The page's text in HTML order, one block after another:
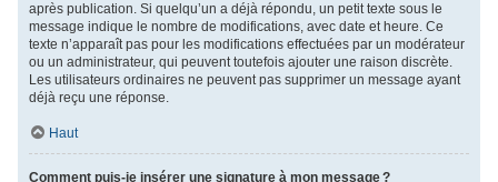
après publication. Si quelqu’un a déjà répondu, un petit texte sous le
message indique le nombre de modifications, avec date et heure. Ce
texte n’apparaît pas pour les modifications effectuées par un modérateur
ou un administrateur, qui peuvent toutefois ajouter une raison discrète.
Les utilisateurs ordinaires ne peuvent pas supprimer un message ayant
déjà reçu une réponse.
Haut
Comment puis-je insérer une signature à mon message ?